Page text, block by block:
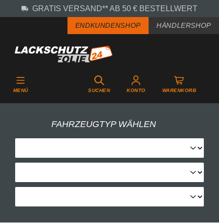
Zum Hauptinhalt springen
GRATIS VERSAND** AB 50 € BESTELLWERT
ENDKUNDENSHOP HÄNDLERSHOP
MENÜ SUCHEN KONTO WARENKORB
FAHRZEUGTYP WÄHLEN